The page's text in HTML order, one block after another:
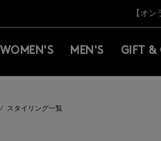
新規登録のお客様も対象！＜MY
【オ
新規登録のお客様も対象！＜MY
WOMEN'S MEN'S GIFT &
スタイリング一覧